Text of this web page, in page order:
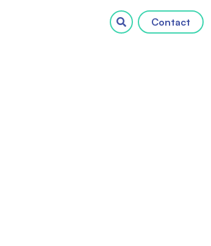
Contact